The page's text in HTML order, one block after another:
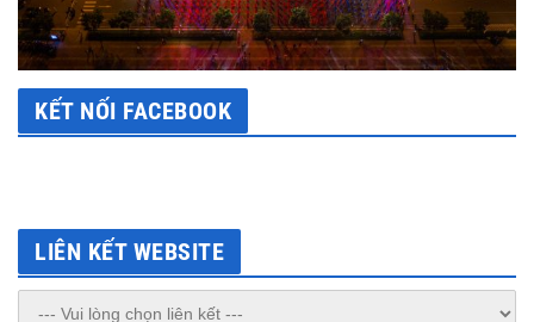
KẾT NỐI FACEBOOK
LIÊN KẾT WEBSITE